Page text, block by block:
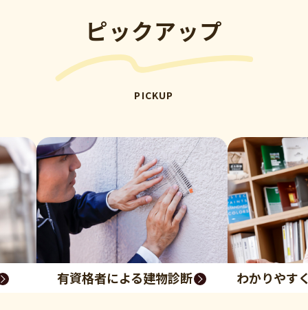
ピックアップ
PICKUP
有資格者による建物診断 わかりやす